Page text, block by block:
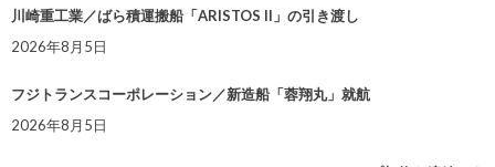
川崎重工業／ばら積運搬船「ARISTOS II」の引き渡し
2026年8月5日
フジトランスコーポレーション／新造船「蓉翔丸」就航
2026年8月5日